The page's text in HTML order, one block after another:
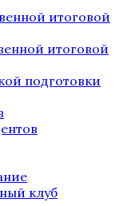
итоговой
итоговой
подготовки
клуб